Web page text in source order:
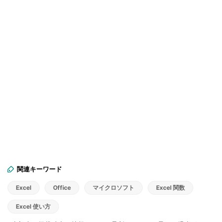
関連キーワード
Excel Office マイクロソフト Excel 関数
Excel 使い方